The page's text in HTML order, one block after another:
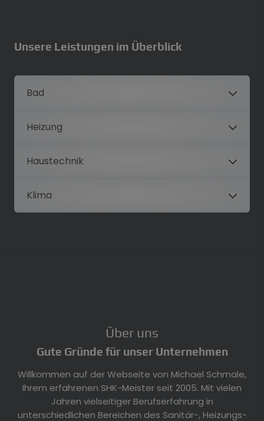
Unsere Leistungen im Überblick
Bad
Heizung
Haustechnik
Klima
Über uns
Gute Gründe für unser Unternehmen
Willkommen auf der Webseite von Michael Schmale,
Ihrem erfahrenen SHK-Meister seit 2005. Mit vielen
Jahren vielseitiger Berufserfahrung in
unterschiedlichen Bereichen des Sanitär-, Heizungs-